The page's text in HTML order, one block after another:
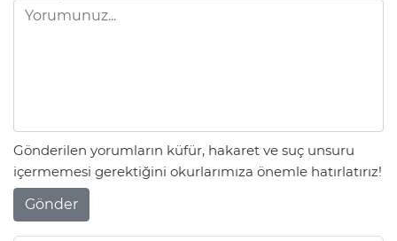
Gönderilen yorumların küfür, hakaret ve suç unsuru
içermemesi gerektiğini okurlarımıza önemle hatırlatırız!
Gönder